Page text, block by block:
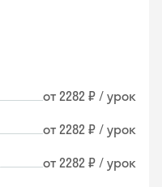
от 2282 ₽ / урок
от 2282 ₽ / урок
от 2282 ₽ / урок